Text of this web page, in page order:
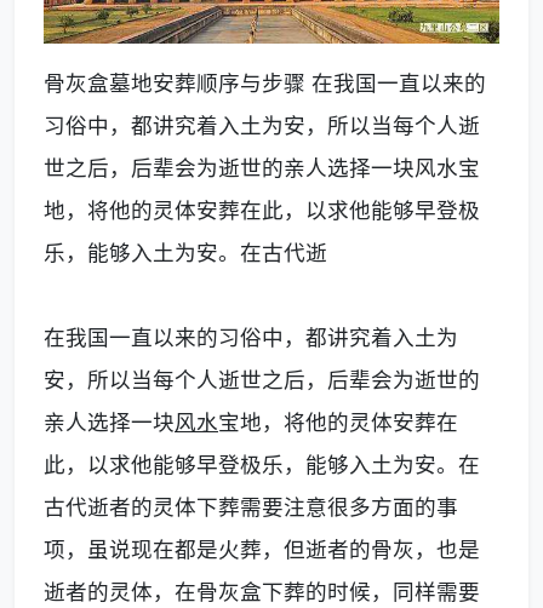
骨灰盒墓地安葬顺序与步骤 在我国一直以来的
习俗中，都讲究着入土为安，所以当每个人逝
世之后，后辈会为逝世的亲人选择一块风水宝
地，将他的灵体安葬在此，以求他能够早登极
乐，能够入土为安。在古代逝
在我国一直以来的习俗中，都讲究着入土为
安，所以当每个人逝世之后，后辈会为逝世的
亲人选择一块风水宝地，将他的灵体安葬在
此，以求他能够早登极乐，能够入土为安。在
古代逝者的灵体下葬需要注意很多方面的事
项，虽说现在都是火葬，但逝者的骨灰，也是
逝者的灵体，在骨灰盒下葬的时候，同样需要